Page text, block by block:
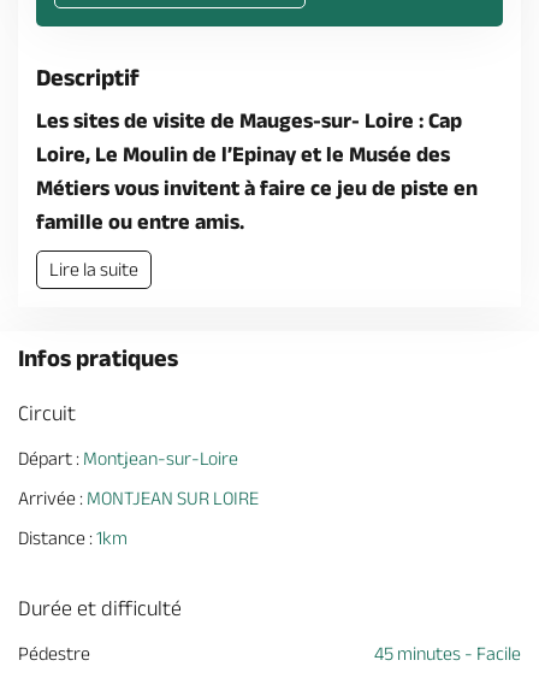
Descriptif
Les sites de visite de Mauges-sur- Loire : Cap
Loire, Le Moulin de l’Epinay et le Musée des
Métiers vous invitent à faire ce jeu de piste en
famille ou entre amis.
Lire la suite
Infos pratiques
Circuit
Départ : Montjean-sur-Loire
Arrivée : MONTJEAN SUR LOIRE
Distance :1km
Durée et difficulté
Pédestre 45 minutes - Facile